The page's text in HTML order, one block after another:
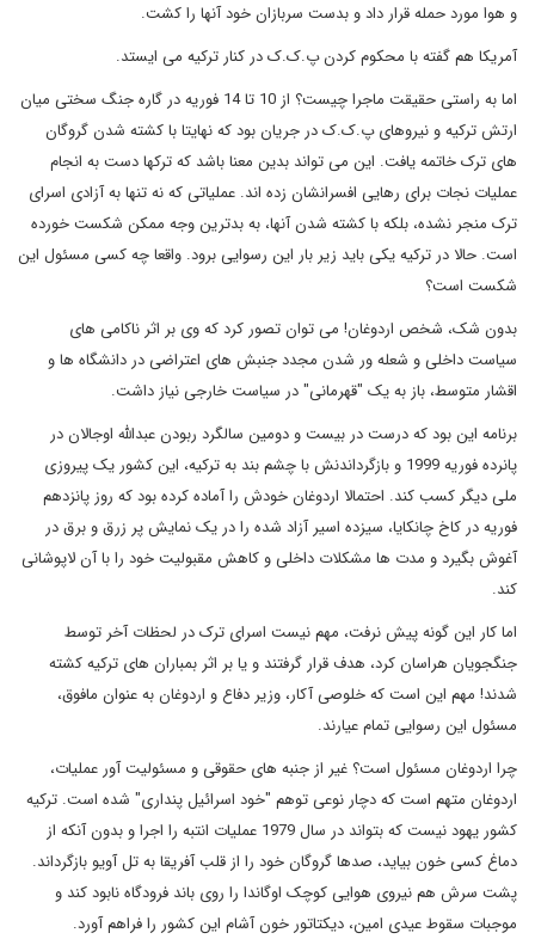
مورد حمله قرار داد و بدست سربازان خود آنها را کشت.
هم گفته با محکوم کردن پ.ک.ک در کنار ترکیه می ایستد.
اما به راستی حقیقت ماجرا چیست؟ از 10 تا 14 فوریه در گاره جنگ سختی میان
ترکیه و نیروهای پ.ک.ک در جریان بود که نهایتا با کشته شدن گروگان
ترک خاتمه یافت. این می تواند بدین معنا باشد که ترکها دست به انجام
نجات برای رهایی افسرانشان زده اند. عملیاتی که نه تنها به آزادی اسرای
منجر نشده، بلکه با کشته شدن آنها، به بدترین وجه ممکن شکست خورده
حالا در ترکیه یکی باید زیر بار این رسوایی برود. واقعا چه کسی مسئول این
است؟
شک، شخص اردوغان! می توان تصور کرد که وی بر اثر ناکامی های
داخلی و شعله ور شدن مجدد جنبش های اعتراضی در دانشگاه ها و
متوسط، باز به یک "قهرمانی" در سیاست خارجی نیاز داشت.
این بود که درست در بیست و دومین سالگرد ربودن عبدالله اوجالان در
پانرده فوریه 1999 و بازگرداندنش با چشم بند به ترکیه، این کشور یک پیروزی
دیگر کسب کند. احتمالا اردوغان خودش را آماده کرده بود که روز پانزدهم
در کاخ چانکایا، سیزده اسیر آزاد شده را در یک نمایش پر زرق و برق در
بگیرد و مدت ها مشکلات داخلی و کاهش مقبولیت خود را با آن لاپوشانی
کار این گونه پیش نرفت، مهم نیست اسرای ترک در لحظات آخر توسط
هراسان کرد، هدف قرار گرفتند و یا بر اثر بمباران های ترکیه کشته
مهم این است که خلوصی آکار، وزیر دفاع و اردوغان به عنوان مافوق،
این رسوایی تمام عیارند.
اردوغان مسئول است؟ غیر از جنبه های حقوقی و مسئولیت آور عملیات،
متهم است که دچار نوعی توهم "خود اسرائیل پنداری" شده است. ترکیه
کشور یهود نیست که بتواند در سال 1979 عملیات انتبه را اجرا و بدون آنکه از
کسی خون بیاید، صدها گروگان خود را از قلب آفریقا به تل آویو بازگرداند.
سرش هم نیروی هوایی کوچک اوگاندا را روی باند فرودگاه نابود کند و
سقوط عیدی امین، دیکتاتور خون آشام این کشور را فراهم آورد.